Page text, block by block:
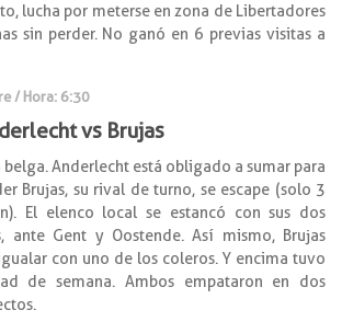
lucha por meterse en zona de Libertadores
sin perder. No ganó en 6 previas visitas a
/ Hora: 6:30
vs Brujas
belga. Anderlecht está obligado a sumar para
Brujas, su rival de turno, se escape (solo 3
El elenco local se estancó con sus dos
ante Gent y Oostende. Así mismo, Brujas
con uno de los coleros. Y encima tuvo
de semana. Ambos empataron en dos